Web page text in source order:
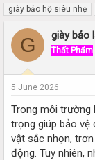
h
r
e
d
a
r
t
e
r
giày bảo hộ siêu nhẹ
G giày bảo
Thất Phẩm
5 June 2026
Trong môi trường
trọng giúp bảo vệ
vật sắc nhọn,
động. Tuy nhiên,